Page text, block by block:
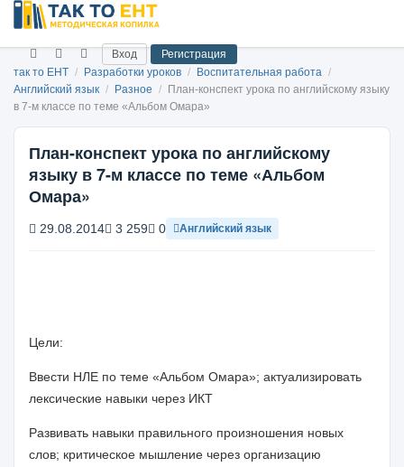
Вход
Регистрация
так то ЕНТ / Разработки уроков / Воспитательная работа /
Английский язык / Разное /
План-конспект урока по английскому языку
в 7-м классе по теме «Альбом Омара»
План-конспект урока по английскому
языку в 7-м классе по теме «Альбом
Омара»
29.08.2014 3 259 0 Английский язык
Цели:
Ввести НЛЕ по теме «Альбом Омара»; актуализировать
лексические навыки через ИКТ
Развивать навыки правильного произношения новых
слов; критическое мышление через организацию